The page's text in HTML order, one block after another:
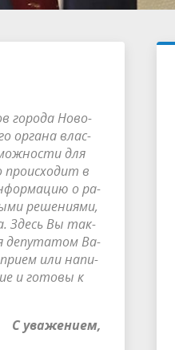
го­ро­да Но­во­
ор­га­на влас­
для
про­ис­хо­дит в
о ра­
ре­ше­ни­ями,
Здесь Вы так­
де­пу­та­том Ва­
или на­пи­
и го­то­вы к
С уважением,